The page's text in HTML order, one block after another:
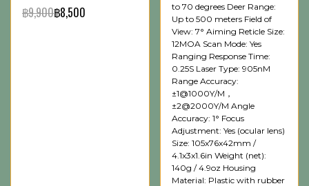
฿9,900฿8,500
to 70 degrees Deer Range:
Up to 500 meters Field of
View: 7° Aiming Reticle Size:
12MOA Scan Mode: Yes
Ranging Response Time:
0.25S Laser Type: 905nM
Range Accuracy:
±1@1000Y/M，
±2@2000Y/M Angle
Accuracy: 1° Focus
Adjustment: Yes (ocular lens)
Size: 105x76x42mm /
4.1x3x1.6in Weight (net):
140g / 4.9oz Housing
Material: Plastic with rubber